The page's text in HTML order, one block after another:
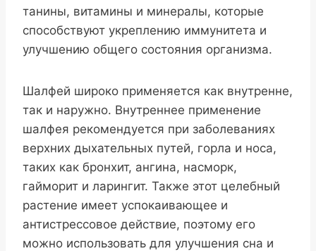
танины, витамины и минералы, которые
способствуют укреплению иммунитета и
улучшению общего состояния организма.
Шалфей широко применяется как внутренне,
так и наружно. Внутреннее применение
шалфея рекомендуется при заболеваниях
верхних дыхательных путей, горла и носа,
таких как бронхит, ангина, насморк,
гайморит и ларингит. Также этот целебный
растение имеет успокаивающее и
антистрессовое действие, поэтому его
можно использовать для улучшения сна и